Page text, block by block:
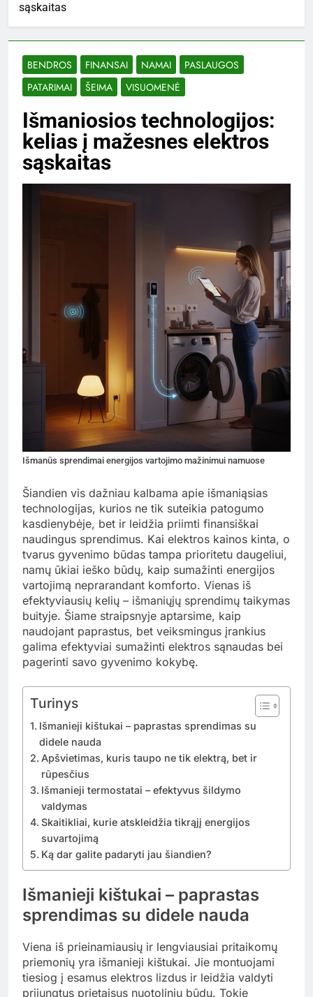
sąskaitas
BENDROS FINANSAI NAMAI
PASLAUGOS
PATARIMAI
ŠEIMA VISUOMENĖ
Išmaniosios technologijos:
kelias į mažesnes elektros
sąskaitas
Išmanūs sprendimai energijos vartojimo mažinimui namuose
Šiandien vis dažniau kalbama apie išmaniąsias
technologijas, kurios ne tik suteikia patogumo
kasdienybėje, bet ir leidžia priimti finansiškai
naudingus sprendimus. Kai elektros kainos kinta, o
tvarus gyvenimo būdas tampa prioritetu daugeliui,
namų ūkiai ieško būdų, kaip sumažinti energijos
vartojimą neprarandant komforto. Vienas iš
efektyviausių kelių – išmaniųjų sprendimų taikymas
buityje. Šiame straipsnyje aptarsime, kaip
naudojant paprastus, bet veiksmingus įrankius
galima efektyviai sumažinti elektros sąnaudas bei
pagerinti savo gyvenimo kokybę.
Turinys
Išmanieji kištukai – paprastas sprendimas su
didele nauda
Apšvietimas, kuris taupo ne tik elektrą, bet ir
rūpesčius
Išmanieji termostatai – efektyvus šildymo
valdymas
Skaitikliai, kurie atskleidžia tikrąjį energijos
suvartojimą
Ką dar galite padaryti jau šiandien?
Išmanieji kištukai – paprastas
sprendimas su didele nauda
Viena iš prieinamiausių ir lengviausiai pritaikomų
priemonių yra išmanieji kištukai. Jie montuojami
tiesiog į esamus elektros lizdus ir leidžia valdyti
prijungtus prietaisus nuotoliniu būdu. Tokie